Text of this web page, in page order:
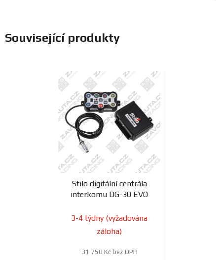
Související produkty
Stilo digitální centrála
interkomu DG-30 EVO
3-4 týdny (vyžadována
záloha)
31 750 Kč bez DPH